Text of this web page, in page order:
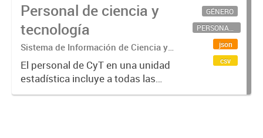
Personal de ciencia y
tecnología
Sistema de Información de Ciencia y
Tecnología Argentino (SICYTAR)
El personal de CyT en una unidad
estadística incluye a todas las
personas involucradas
GÉNERO
PERSONAL CIENTÍFICO-TECNOLÓGICO
json
csv